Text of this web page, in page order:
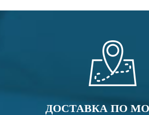
ДОСТАВКА ПО